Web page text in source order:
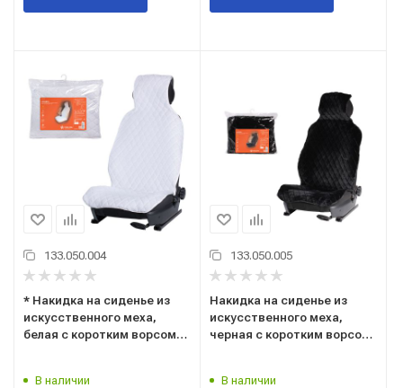
133.050.004
* Накидка на сиденье из
искусственного меха,
белая с коротким ворсом
В наличии
133.050.005
Накидка на сиденье из
искусственного меха,
черная с коротким ворсом
В наличии